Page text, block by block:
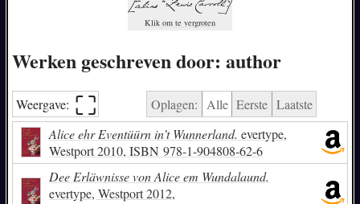
Klik om te vergroten
Werken geschreven door: author
Weergave: ⛶︎ Oplagen: Alle Eerste Laatste
Alice ehr Eventüürn in’t Wunnerland. evertype,
Westport 2010,ISBN978-1-904808-62-6
Dee Erläwnisse von Alice em Wundalaund.
evertype, Westport 2012,